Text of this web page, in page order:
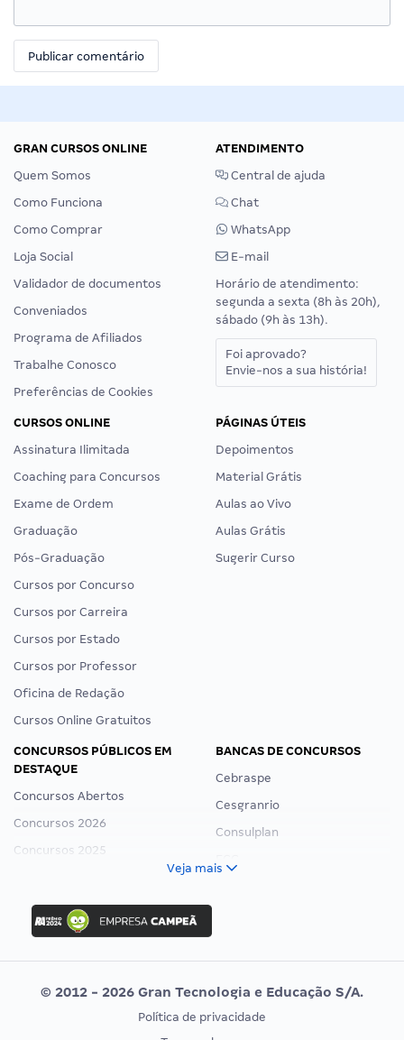
GRAN CURSOS ONLINE
Quem Somos
Como Funciona
Como Comprar
Loja Social
Validador de documentos
Conveniados
Programa de Afiliados
Trabalhe Conosco
Preferências de Cookies
ATENDIMENTO
Central de ajuda
Chat
WhatsApp
E-mail
Horário de atendimento:
segunda a sexta (8h às 20h),
sábado (9h às 13h).
Foi aprovado?
Envie-nos a sua história!
CURSOS ONLINE
Assinatura Ilimitada
Coaching para Concursos
Exame de Ordem
Graduação
Pós-Graduação
Cursos por Concurso
Cursos por Carreira
Cursos por Estado
Cursos por Professor
Oficina de Redação
Cursos Online Gratuitos
PÁGINAS ÚTEIS
Depoimentos
Material Grátis
Aulas ao Vivo
Aulas Grátis
Sugerir Curso
CONCURSOS PÚBLICOS EM
DESTAQUE
Concursos Abertos
Concursos 2026
Concursos 2025
Concurso Ibama
Concurso MPU
Editais publicados
BANCAS DE CONCURSOS
Cebraspe
Cesgranrio
Consulplan
Vunesp
CONCURSOS POR PROFISSÃO EXAME DE ORDEM
Veja mais
© 2012 - 2026 Gran Tecnologia e Educação S/A.
Política de privacidade